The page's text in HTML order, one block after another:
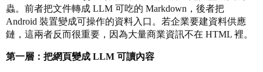
蟲。前者把文件轉成 LLM 可吃的 Markdown，後者把
Android 裝置變成可操作的資料入口。若企業要建資料供應
鏈，這兩者反而很重要，因為大量商業資訊不在 HTML 裡。
第一層：把網頁變成 LLM 可讀內容